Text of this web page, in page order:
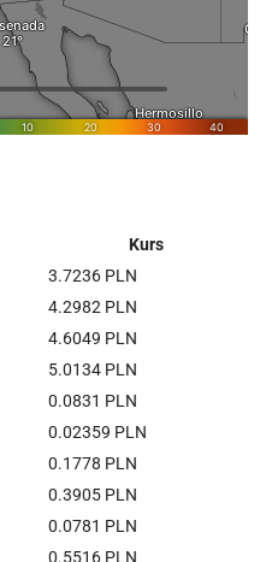
Kurs
3.7236 PLN
4.2982 PLN
4.6049 PLN
5.0134 PLN
0.0831 PLN
0.02359 PLN
0.1778 PLN
0.3905 PLN
0.0781 PLN
0.5516 PLN